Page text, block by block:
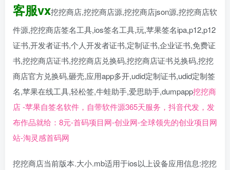
客服vx挖挖商店,挖挖商店源,挖挖商店json源,挖挖商店软
件源,挖挖商店签名工具,ios签名工具,玩,苹果签名ipa,p12,p12
证书,开发者证书,个人开发者证书,定制证书,企业证书,免费证
书,挖挖商店证书,挖挖商店兑换码,挖挖商店证书兑换码,挖挖
商店官方兑换码,砸壳,应用app多开,udid定制证书,udid定制签
名,苹果在线工具,轻松签,牛蛙助手,爱思助手,dumpapp挖挖商
店 -苹果自签名软件，自带软件源365天服务，抖音代发，发
布作品就给：8元-首码项目网-创业网-全球领先的创业项目网
站-淘灵感首码网
挖挖商店当前版本.大小.mb适用于ios以上设备应用信息:挖挖